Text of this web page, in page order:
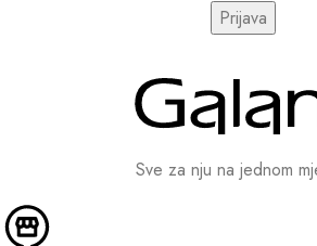
Sve za nju na jednom